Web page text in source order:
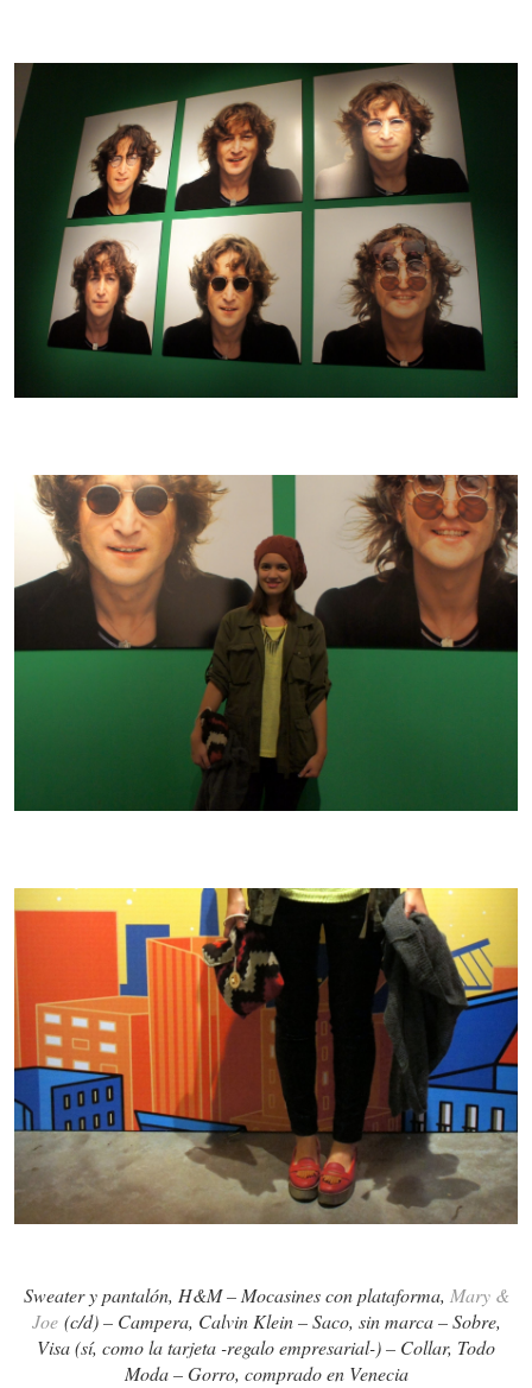
Sweater y pantalón, H&M – Mocasines con plataforma, Mary &
Joe(c/d) – Campera, Calvin Klein – Saco, sin marca – Sobre,
Visa (sí, como la tarjeta -regalo empresarial-) – Collar, Todo
Moda – Gorro, comprado en Venecia